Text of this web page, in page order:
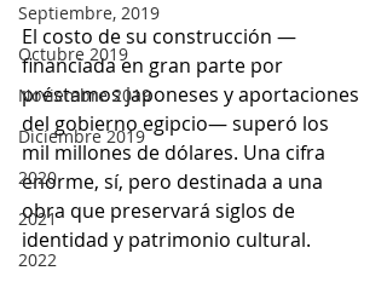
Septiembre, 2019
Octubre 2019
Noviembre 2019
Diciembre 2019
2020
2021
2022
El costo de su construcción —
financiada en gran parte por
préstamos japoneses y aportaciones
del gobierno egipcio— superó los
mil millones de dólares. Una cifra
enorme, sí, pero destinada a una
obra que preservará siglos de
identidad y patrimonio cultural.